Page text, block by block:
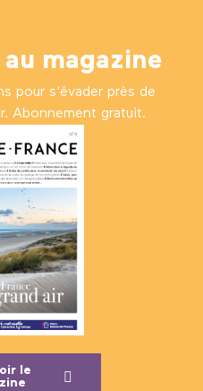
magazine
pour s'évader près de
Abonnement gratuit.
le